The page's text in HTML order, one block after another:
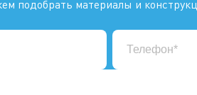
подобрать материалы и